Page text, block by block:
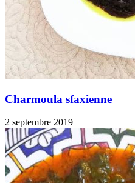
Charmoula sfaxienne
2 septembre 2019